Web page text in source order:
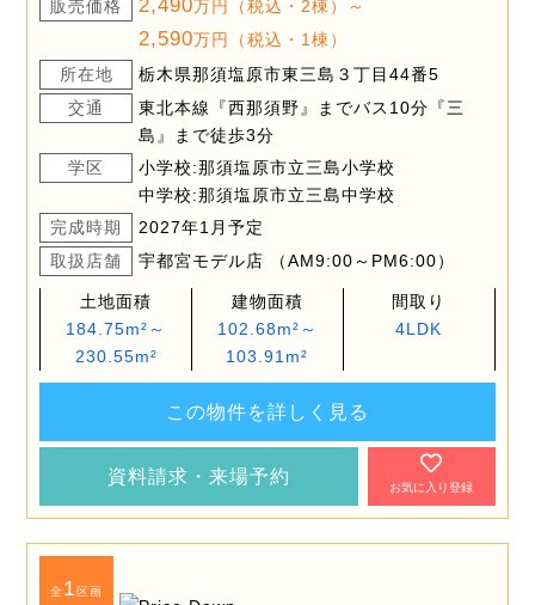
販売価格 2,490万円（税込・2棟）～
2,590万円（税込・1棟）
所在地
栃木県那須塩原市東三島３丁目44番5
交通
東北本線『西那須野』までバス10分『三
島』まで徒歩3分
学区
小学校:那須塩原市立三島小学校
中学校:那須塩原市立三島中学校
完成時期
2027年1月予定
取扱店舗
宇都宮モデル店 （AM9:00～PM6:00）
土地面積
184.75m²～
230.55m²
建物面積
102.68m²～
103.91m²
間取り
4LDK
この物件を詳しく見る
資料請求・来場予約
お気に入り登録
全1区画